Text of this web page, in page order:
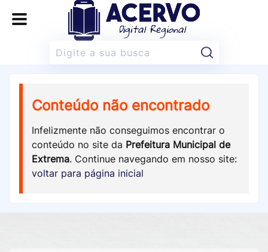
Conteúdo não encontrado
Infelizmente não conseguimos encontrar o
conteúdo no site da Prefeitura Municipal de
Extrema. Continue navegando em nosso site:
voltar para página inicial